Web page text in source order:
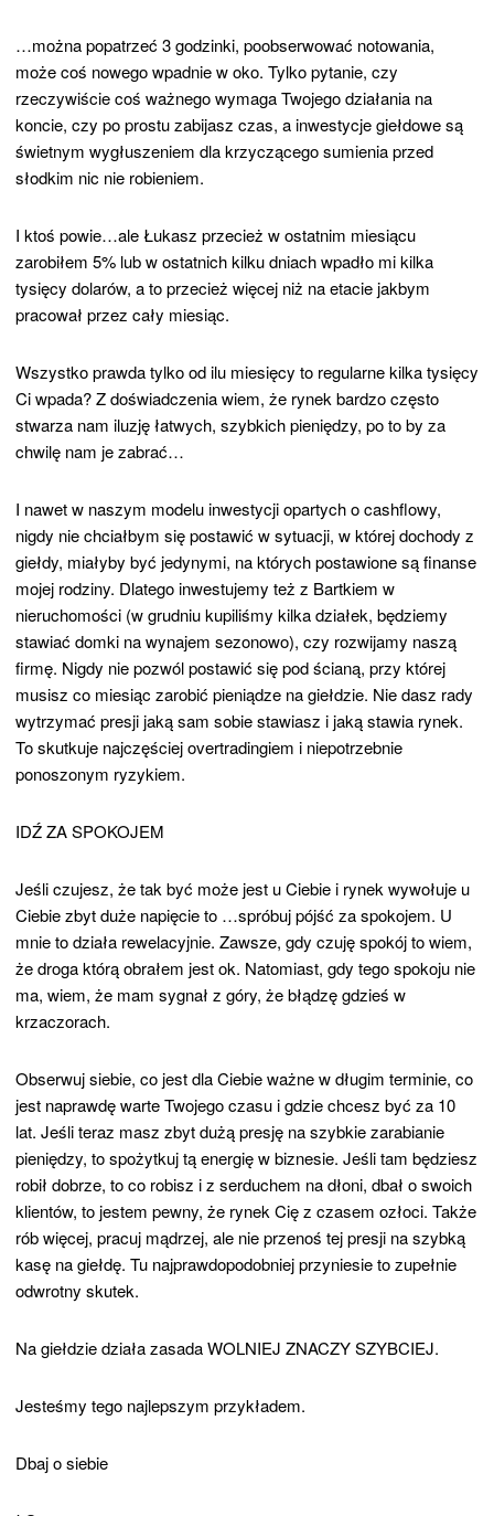
…można popatrzeć 3 godzinki, poobserwować notowania,
może coś nowego wpadnie w oko. Tylko pytanie, czy
rzeczywiście coś ważnego wymaga Twojego działania na
koncie, czy po prostu zabijasz czas, a inwestycje giełdowe są
świetnym wygłuszeniem dla krzyczącego sumienia przed
słodkim nic nie robieniem.
I ktoś powie…ale Łukasz przecież w ostatnim miesiącu
zarobiłem 5% lub w ostatnich kilku dniach wpadło mi kilka
tysięcy dolarów, a to przecież więcej niż na etacie jakbym
pracował przez cały miesiąc.
Wszystko prawda tylko od ilu miesięcy to regularne kilka tysięcy
Ci wpada? Z doświadczenia wiem, że rynek bardzo często
stwarza nam iluzję łatwych, szybkich pieniędzy, po to by za
chwilę nam je zabrać…
I nawet w naszym modelu inwestycji opartych o cashflowy,
nigdy nie chciałbym się postawić w sytuacji, w której dochody z
giełdy, miałyby być jedynymi, na których postawione są finanse
mojej rodziny. Dlatego inwestujemy też z Bartkiem w
nieruchomości (w grudniu kupiliśmy kilka działek, będziemy
stawiać domki na wynajem sezonowo), czy rozwijamy naszą
firmę. Nigdy nie pozwól postawić się pod ścianą, przy której
musisz co miesiąc zarobić pieniądze na giełdzie. Nie dasz rady
wytrzymać presji jaką sam sobie stawiasz i jaką stawia rynek.
To skutkuje najczęściej overtradingiem i niepotrzebnie
ponoszonym ryzykiem.
IDŹ ZA SPOKOJEM
Jeśli czujesz, że tak być może jest u Ciebie i rynek wywołuje u
Ciebie zbyt duże napięcie to …spróbuj pójść za spokojem. U
mnie to działa rewelacyjnie. Zawsze, gdy czuję spokój to wiem,
że droga którą obrałem jest ok. Natomiast, gdy tego spokoju nie
ma, wiem, że mam sygnał z góry, że błądzę gdzieś w
krzaczorach.
Obserwuj siebie, co jest dla Ciebie ważne w długim terminie, co
jest naprawdę warte Twojego czasu i gdzie chcesz być za 10
lat. Jeśli teraz masz zbyt dużą presję na szybkie zarabianie
pieniędzy, to spożytkuj tą energię w biznesie. Jeśli tam będziesz
robił dobrze, to co robisz i z serduchem na dłoni, dbał o swoich
klientów, to jestem pewny, że rynek Cię z czasem ozłoci. Także
rób więcej, pracuj mądrzej, ale nie przenoś tej presji na szybką
kasę na giełdę. Tu najprawdopodobniej przyniesie to zupełnie
odwrotny skutek.
Na giełdzie działa zasada WOLNIEJ ZNACZY SZYBCIEJ.
Jesteśmy tego najlepszym przykładem.
Dbaj o siebie